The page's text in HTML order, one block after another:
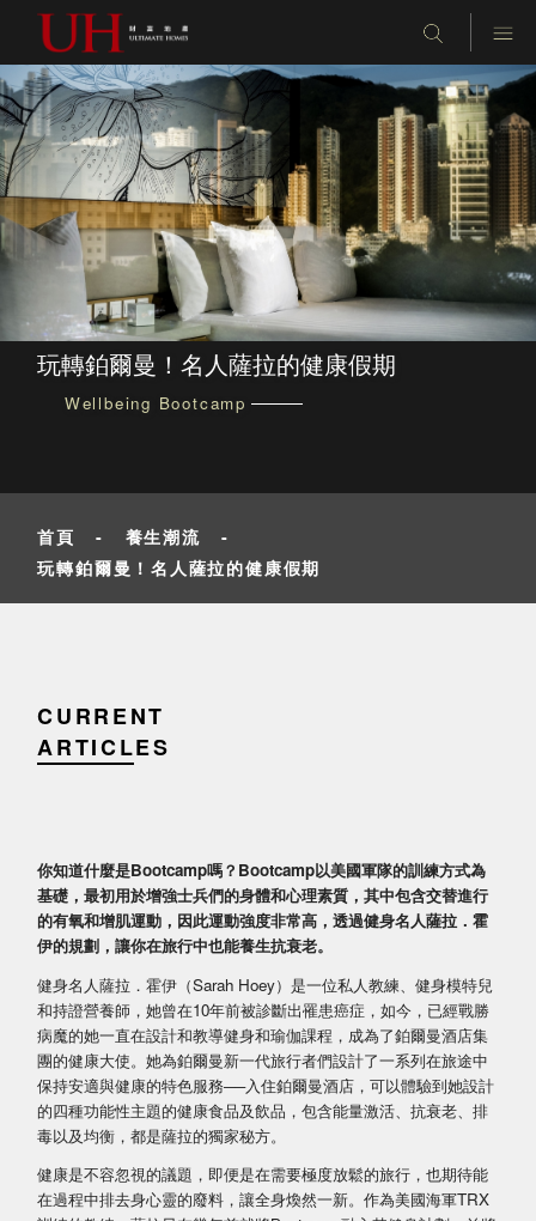
玩轉鉑爾曼！名人薩拉的健康假期
Wellbeing Bootcamp
首頁 - 養生潮流
-
玩轉鉑爾曼！名人薩拉的健康假期
CURRENT
ARTICLES
你知道什麼是Bootcamp嗎？Bootcamp以美國軍隊的訓練方式為
基礎，最初用於增強士兵們的身體和心理素質，其中包含交替進行
的有氧和增肌運動，因此運動強度非常高，透過健身名人薩拉．霍
伊的規劃，讓你在旅行中也能養生抗衰老。
健身名人薩拉．霍伊（Sarah Hoey）是一位私人教練、健身模特兒
和持證營養師，她曾在10年前被診斷出罹患癌症，如今，已經戰勝
病魔的她一直在設計和教導健身和瑜伽課程，成為了鉑爾曼酒店集
團的健康大使。她為鉑爾曼新一代旅行者們設計了一系列在旅途中
保持安適與健康的特色服務──入住鉑爾曼酒店，可以體驗到她設計
的四種功能性主題的健康食品及飲品，包含能量激活、抗衰老、排
毒以及均衡，都是薩拉的獨家秘方。
健康是不容忽視的議題，即便是在需要極度放鬆的旅行，也期待能
在過程中排去身心靈的廢料，讓全身煥然一新。作為美國海軍TRX